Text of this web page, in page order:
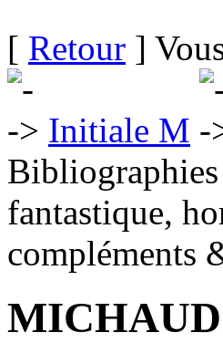
[ Retour ]
Initiale M
fantastique,
compléments